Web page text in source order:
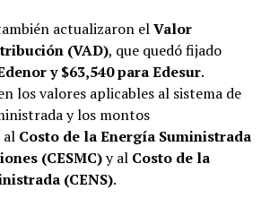
actualizaron elValor
(VAD), que quedó fijado
y $63,540 para Edesur.
los valores aplicables al sistema de
y los montos
al Costo de la Energía Suministrada
(CESMC)y al Costo de la
(CENS).